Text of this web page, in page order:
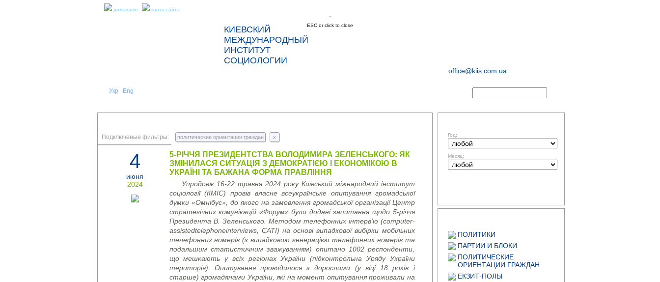
домашняя карта сайта
КИЕВСКИЙ
МЕЖДУНАРОДНЫЙ
ИНСТИТУТ
СОЦИОЛОГИИ
office@kiis.com.ua
Укр Eng
ESC or click to close
Подключеные фильтры: политические ориентации граждан x
4
июня
2024
5-РІЧЧЯ ПРЕЗИДЕНТСТВА ВОЛОДИМИРА ЗЕЛЕНСЬКОГО: ЯК
ЗМІНИЛАСЯ СИТУАЦІЯ З ДЕМОКРАТІЄЮ І ЕКОНОМІКОЮ В
УКРАЇНІ ТА БАЖАНА ФОРМА ПРАВЛІННЯ
Упродовж 16-22 травня 2024 року Київський міжнародний інститут
соціології (КМІС) провів власне всеукраїнське опитування громадської
думки «Омнібус», до якого на замовлення громадської організації Центр
стратегічних комунікацій «Форум» були додані запитання щодо 5-річчя
Президента В. Зеленського. Методом телефонних інтерв’ю (computer-
assistedtelephoneinterviews, CATI) на основі випадкової вибірки мобільних
телефонних номерів (з випадковою генерацією телефонних номерів та
подальшим статистичним зважуванням) опитано 1002 респонденти,
що мешкають у всіх регіонах України (підконтрольна Уряду України
територія). Опитування проводилося з дорослими (у віці 18 років і
старше) громадянами України, які на момент опитування проживали на
Год:
Месяц:
ПОЛИТИКИ
ПАРТИИ И БЛОКИ
ПОЛИТИЧЕСКИЕ
ОРИЕНТАЦИИ ГРАЖДАН
ЕКЗИТ-ПОЛЫ